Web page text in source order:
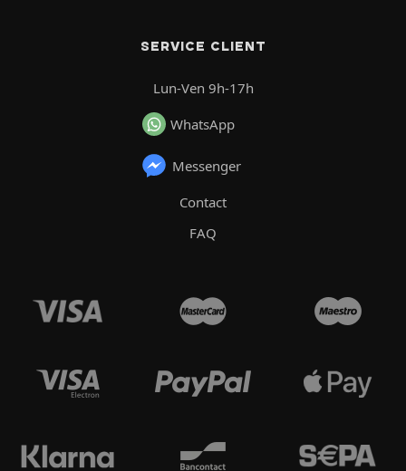
SERVICE CLIENT
Lun-Ven 9h-17h
WhatsApp
Messenger
Contact
FAQ